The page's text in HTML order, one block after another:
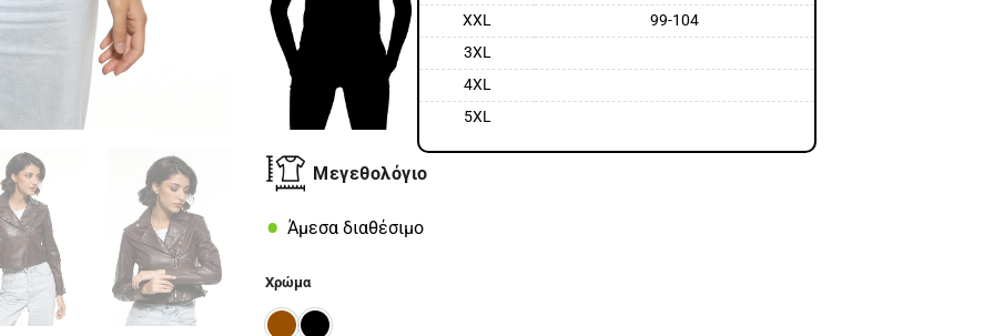
XXL
99-104
3XL
4XL
5XL
Μεγεθολόγιο
Άμεσα διαθέσιμο
Χρώμα